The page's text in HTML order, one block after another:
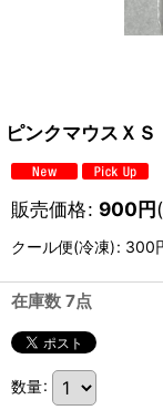
ピンクマウスＸ
販売価格: 900円
クール便(冷凍): 300
在庫数 7点
数量: